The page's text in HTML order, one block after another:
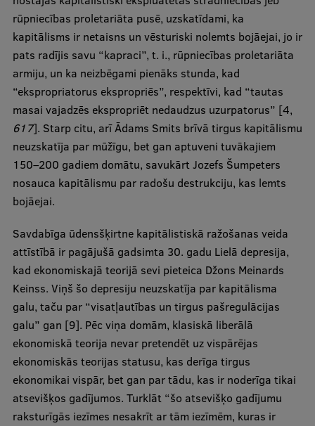
rūpniecības proletariāta pusē, uzskatīdami, ka
kapitālisms ir netaisns un vēsturiski nolemts bojāejai, jo ir
pats radījis savu “kapraci”, t. i., rūpniecības proletariāta
armiju, un ka neizbēgami pienāks stunda, kad
“ekspropriatorus ekspropriēs”, respektīvi, kad “tautas
masai vajadzēs ekspropriēt nedaudzus uzurpatorus” [4,
617]. Starp citu, arī Ādams Smits brīvā tirgus kapitālismu
neuzskatīja par mūžīgu, bet gan aptuveni tuvākajiem
150–200 gadiem domātu, savukārt Jozefs Šumpeters
nosauca kapitālismu par radošu destrukciju, kas lemts
bojāejai.
Savdabīga ūdensšķirtne kapitālistiskā ražošanas veida
attīstībā ir pagājušā gadsimta 30. gadu Lielā depresija,
kad ekonomiskajā teorijā sevi pieteica Džons Meinards
Keinss. Viņš šo depresiju neuzskatīja par kapitālisma
galu, taču par “visatļautības un tirgus pašregulācijas
galu” gan [9]. Pēc viņa domām, klasiskā liberālā
ekonomiskā teorija nevar pretendēt uz vispārējas
ekonomiskās teorijas statusu, kas derīga tirgus
ekonomikai vispār, bet gan par tādu, kas ir noderīga tikai
atsevišķos gadījumos. Turklāt “šo atsevišķo gadījumu
raksturīgās iezīmes nesakrīt ar tām iezīmēm, kuras ir